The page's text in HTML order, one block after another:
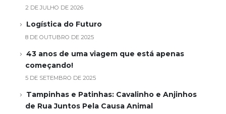
2 DE JULHO DE 2026
Logística do Futuro
8 DE OUTUBRO DE 2025
43 anos de uma viagem que está apenas
começando!
5 DE SETEMBRO DE 2025
Tampinhas e Patinhas: Cavalinho e Anjinhos
de Rua Juntos Pela Causa Animal